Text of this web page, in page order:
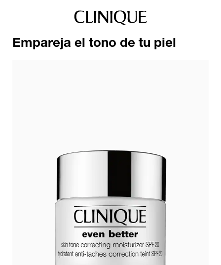
Empareja el tono de tu piel